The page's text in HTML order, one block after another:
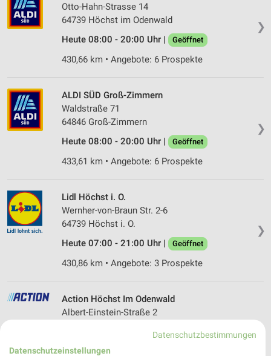
❯
Otto-Hahn-Strasse 14
64739 Höchst im Odenwald
Heute 08:00 - 20:00 Uhr |
Geöffnet
430,66 km • Angebote: 6 Prospekte
❯
ALDI SÜD Groß-Zimmern
Waldstraße 71
64846 Groß-Zimmern
Heute 08:00 - 20:00 Uhr |
Geöffnet
433,61 km • Angebote: 6 Prospekte
❯
Lidl Höchst i. O.
Wernher-von-Braun Str. 2-6
64739 Höchst i. O.
Heute 07:00 - 21:00 Uhr |
Geöffnet
430,86 km • Angebote: 3 Prospekte
❯
Action Höchst Im Odenwald
Albert-Einstein-Straße 2
Heute 09:00 - 20:00 Uhr |
Datenschutzbestimmungen
Datenschutzeinstellungen